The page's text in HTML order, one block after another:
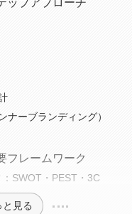
ップアプローチ
ナーブランディング）
フレームワーク
SWOT・PEST・3C
と見る